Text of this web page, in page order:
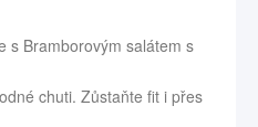
s Bramborovým salátem s
chuti. Zůstaňte fit i přes